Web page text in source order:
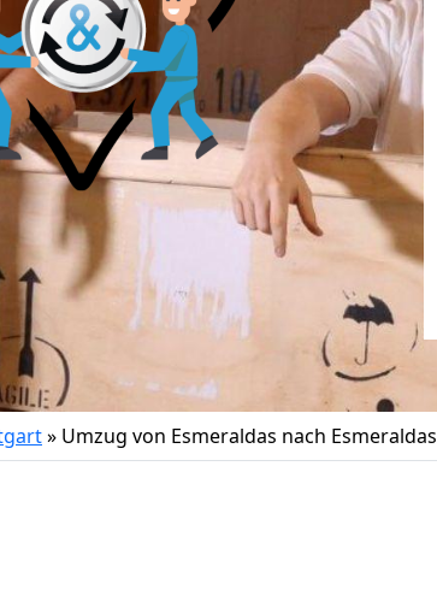
» Umzug von Esmeraldas nach Esmeraldas